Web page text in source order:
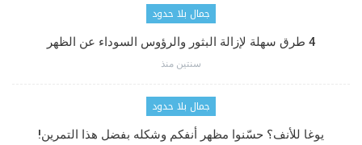
جمال بلا حدود
4 طرق سهلة لإزالة البثور والرؤوس السوداء عن الظهر
سنتين منذ
جمال بلا حدود
يوغا للأنف؟ حسّنوا مظهر أنفكم وشكله بفضل هذا التمرين!